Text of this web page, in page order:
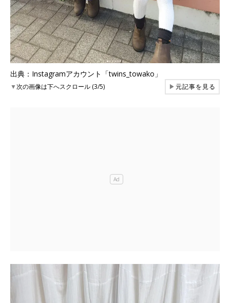
出典：Instagramアカウント「twins_towako」
▼次の画像は下へスクロール (3/5) ▶元記事を見る